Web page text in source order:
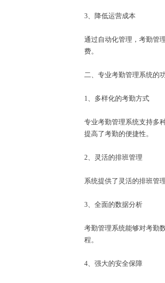
3、降低运营成本
通过自动化管理，考勤管
费。
二、专业考勤管理系统的
1、多样化的考勤方式
专业考勤管理系统支持多
提高了考勤的便捷性。
2、灵活的排班管理
系统提供了灵活的排班管
3、全面的数据分析
考勤管理系统能够对考勤
程。
4、强大的安全保障